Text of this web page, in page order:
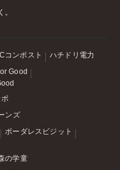
。
コンポスト ハチドリ電力
Good
ンズ
ボーダレスビジット
の学童